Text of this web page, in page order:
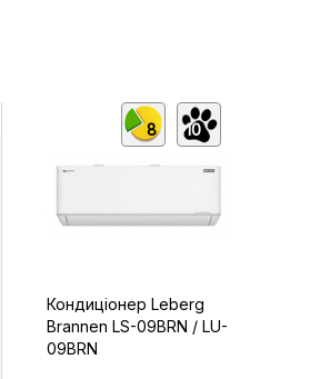
8 10
Кондиціонер Leberg
Brannen LS-09BRN / LU-
09BRN